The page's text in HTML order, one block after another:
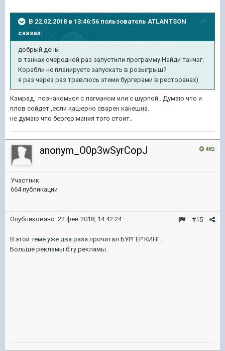
В 22.02.2018 в 13:46:56 пользователь ATLANTSON
сказал:
добрый день!
в танках очередной раз запустили программу Найди танчэг.
Корабли не планируете запускать в розыгрыш?
я раз через раз травлюсь этими бургерами в ресторанах)
Камрад.. познакомься с лагманом или с шурпой.. Думаю что и
плов сойдет ,если кашерно сварен канешна.
не думаю что бергер мания того стоит..
482
anonym_O0p3wSyrCopJ
Участник
664 публикации
#15
Опубликовано: 22 фев 2018, 14:42:24
В этой теме уже два раза прочитал БУРГЕР КИНГ.
Больше рекламы б гу рекламы.